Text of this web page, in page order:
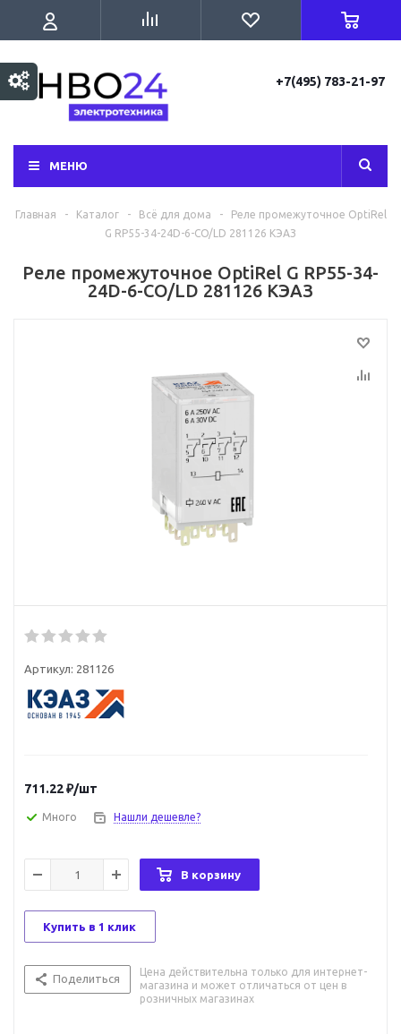
+7(495) 783-21-97
МЕНЮ
Главная - Каталог - Всё для дома -
Реле промежуточное OptiRel
G RP55-34-24D-6-CO/LD 281126 КЭАЗ
Реле промежуточное OptiRel G RP55-34-
24D-6-CO/LD 281126 КЭАЗ
Артикул: 281126
711.22₽/шт
Много Нашли дешевле?
В корзину
Купить в 1 клик
Поделиться
Цена действительна только для интернет-
магазина и может отличаться от цен в
розничных магазинах